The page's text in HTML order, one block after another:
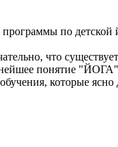
по детской
что
понятие
которые